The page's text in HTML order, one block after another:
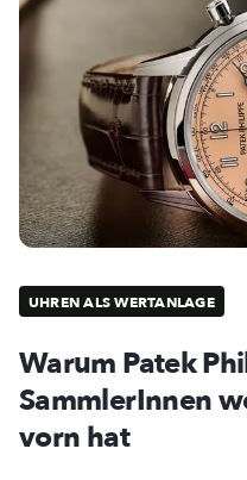
UHREN ALS WERTANLAGE
Warum Patek
SammlerInnen
vorn hat